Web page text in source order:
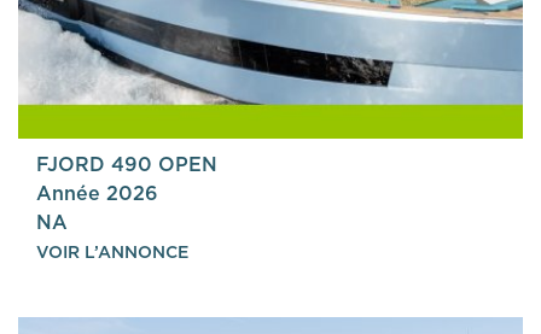
FJORD 490 OPEN
Année 2026
NA
VOIR L’ANNONCE